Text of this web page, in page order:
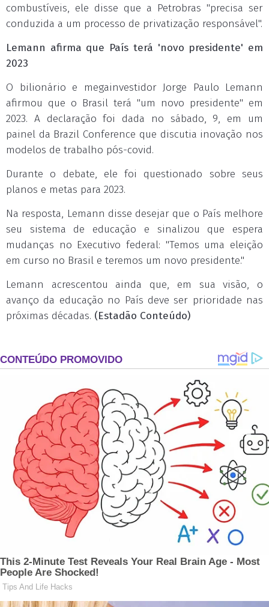
combustíveis, ele disse que a Petrobras "precisa ser
conduzida a um processo de privatização responsável".
Lemann afirma que País terá 'novo presidente' em
2023
O bilionário e megainvestidor Jorge Paulo Lemann
afirmou que o Brasil terá "um novo presidente" em
2023. A declaração foi dada no sábado, 9, em um
painel da Brazil Conference que discutia inovação nos
modelos de trabalho pós-covid.
Durante o debate, ele foi questionado sobre seus
planos e metas para 2023.
Na resposta, Lemann disse desejar que o País melhore
seu sistema de educação e sinalizou que espera
mudanças no Executivo federal: "Temos uma eleição
em curso no Brasil e teremos um novo presidente."
Lemann acrescentou ainda que, em sua visão, o
avanço da educação no País deve ser prioridade nas
próximas décadas. (Estadão Conteúdo)